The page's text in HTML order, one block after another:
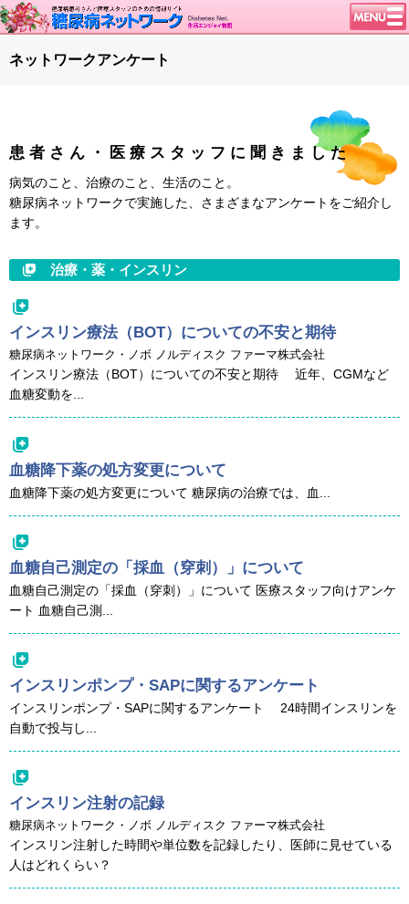
トップページ
特集・連載
特集・連載 一覧へ
腎臓の健康道
グリコアルブミン
1型ライフ
ネットワークアンケート
患者さん・医療スタッフに聞きました
病気のこと、治療のこと、生活のこと。
糖尿病ネットワークで実施した、さまざまなアンケートをご紹介し
ます。
治療・薬・インスリン
インスリン療法（BOT）についての不安と期待
糖尿病ネットワーク・ノボ ノルディスク ファーマ株式会社
インスリン療法（BOT）についての不安と期待 近年、CGMなど
血糖変動を...
血糖降下薬の処方変更について
血糖降下薬の処方変更について 糖尿病の治療では、血...
血糖自己測定の「採血（穿刺）」について
血糖自己測定の「採血（穿刺）」について 医療スタッフ向けアンケ
ート 血糖自己測...
インスリンポンプ・SAPに関するアンケート
インスリンポンプ・SAPに関するアンケート 24時間インスリンを
自動で投与し...
インスリン注射の記録
糖尿病ネットワーク・ノボ ノルディスク ファーマ株式会社
インスリン注射した時間や単位数を記録したり、医師に見せている
人はどれくらい？